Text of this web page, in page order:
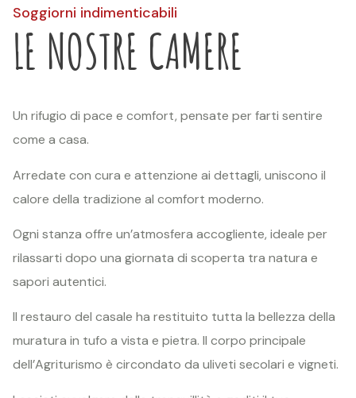
Soggiorni indimenticabili
LE NOSTRE CAMERE
Un rifugio di pace e comfort, pensate per farti sentire
come a casa.
Arredate con cura e attenzione ai dettagli, uniscono il
calore della tradizione al comfort moderno.
Ogni stanza offre un’atmosfera accogliente, ideale per
rilassarti dopo una giornata di scoperta tra natura e
sapori autentici.
Il restauro del casale ha restituito tutta la bellezza della
muratura in tufo a vista e pietra. Il corpo principale
dell’Agriturismo è circondato da uliveti secolari e vigneti.